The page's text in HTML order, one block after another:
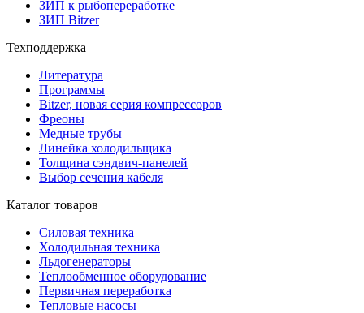
ЗИП к рыбопереработке
ЗИП Bitzer
Техподдержка
Литература
Программы
Bitzer, новая серия компрессоров
Фреоны
Медные трубы
Линейка холодильщика
Толщина сэндвич-панелей
Выбор сечения кабеля
Каталог товаров
Силовая техника
Холодильная техника
Льдогенераторы
Теплообменное оборудование
Первичная переработка
Тепловые насосы